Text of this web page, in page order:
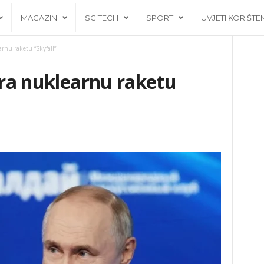
MAGAZIN SCITECH SPORT UVJETI
raketu “Skyfall”
nuklearnu raketu